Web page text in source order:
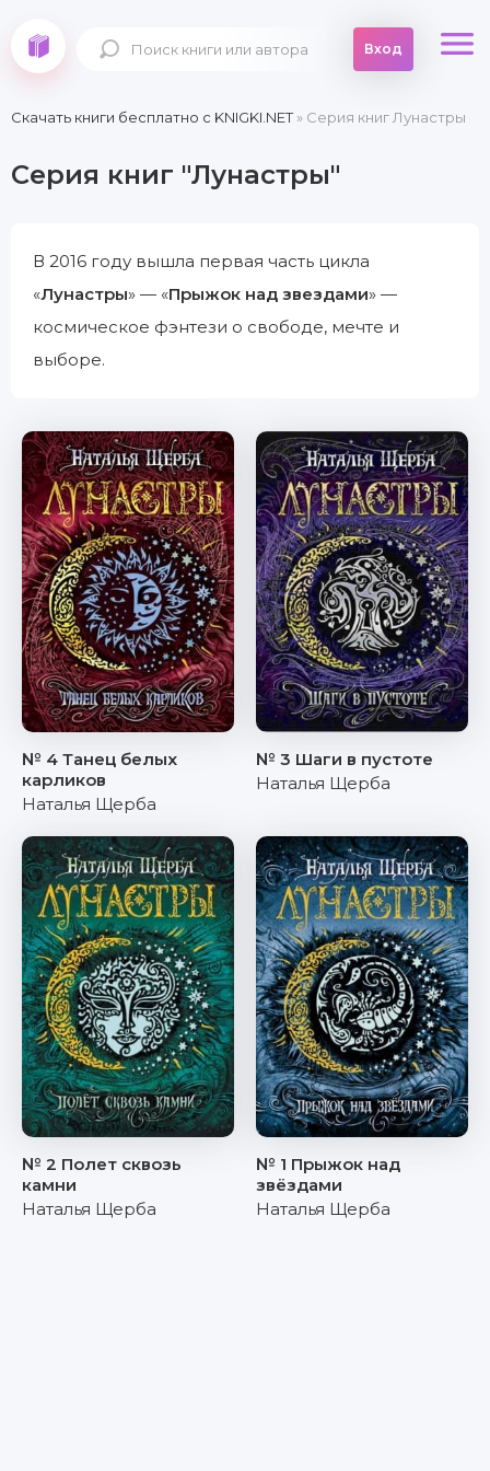
Вход
Скачать книги бесплатно c KNIGKI.NET» Серия книг Лунастры
Серия книг "Лунастры"
В 2016 году вышла первая часть цикла
«Лунастры» — «Прыжок над звездами» —
космическое фэнтези о свободе, мечте и
выборе.
№ 4 Танец белых
карликов
Наталья Щерба
№ 3 Шаги в пустоте
Наталья Щерба
№ 2 Полет сквозь
камни
Наталья Щерба
№ 1 Прыжок над
звёздами
Наталья Щерба